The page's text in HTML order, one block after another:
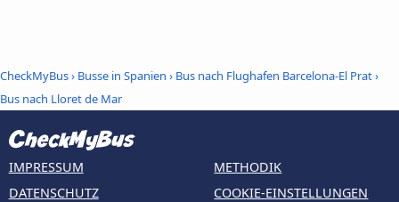
CheckMyBus› Busse in Spanien › Bus nach Flughafen Barcelona-El Prat›
Bus nach Lloret de Mar
IMPRESSUM
DATENSCHUTZ
METHODIK
COOKIE-EINSTELLUNGEN